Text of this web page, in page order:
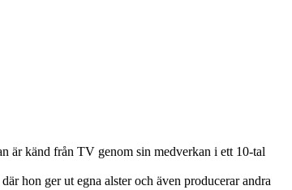
är känd från TV genom sin medverkan i ett 10-tal
hon ger ut egna alster och även producerar andra